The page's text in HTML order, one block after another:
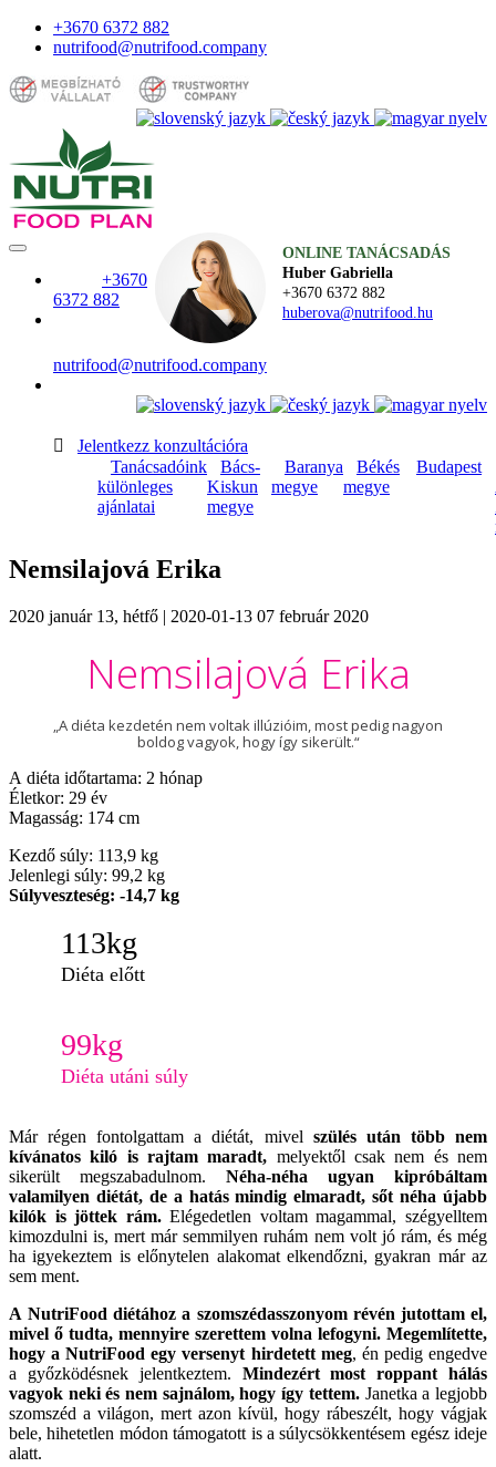
+3670 6372 882
nutrifood@nutrifood.company
ONLINE TANÁCSADÁS
Huber Gabriella
+3670 6372 882
huberova@nutrifood.hu
+3670
6372 882
nutrifood@nutrifood.company

Jelentkezz konzultációra
Tanácsadóink
különleges
ajánlatai
Bács-
Kiskun
megye
Baranya
megye
Békés
megye
Budapest
Nemsilajová Erika
2020 január 13, hétfő | 2020-01-13 07 február 2020
Nemsilajová Erika
„A diéta kezdetén nem voltak illúzióim, most pedig nagyon
boldog vagyok, hogy így sikerült.“
A diéta időtartama: 2 hónap
Életkor: 29 év
Magasság: 174 cm
Kezdő súly: 113,9 kg
Jelenlegi súly: 99,2 kg
Súlyveszteség: -14,7 kg
113kg
Diéta előtt
99kg
Diéta utáni súly
Már régen fontolgattam a diétát, mivel szülés után több nem
kívánatos kiló is rajtam maradt, melyektől csak nem és nem
sikerült megszabadulnom. Néha-néha ugyan kipróbáltam
valamilyen diétát, de a hatás mindig elmaradt, sőt néha újabb
kilók is jöttek rám.Elégedetlen voltam magammal, szégyelltem
kimozdulni is, mert már semmilyen ruhám nem volt jó rám, és még
ha igyekeztem is előnytelen alakomat elkendőzni, gyakran már az
sem ment.
A NutriFood diétához a szomszédasszonyom révén jutottam el,
mivel ő tudta, mennyire szerettem volna lefogyni. Megemlítette,
hogy a NutriFood egy versenyt hirdetett meg, én pedig engedve
a győzködésnek jelentkeztem. Mindezért most roppant hálás
vagyok neki és nem sajnálom, hogy így tettem. Janetka a legjobb
szomszéd a világon, mert azon kívül, hogy rábeszélt, hogy vágjak
bele, hihetetlen módon támogatott is a súlycsökkentésem egész ideje
alatt.